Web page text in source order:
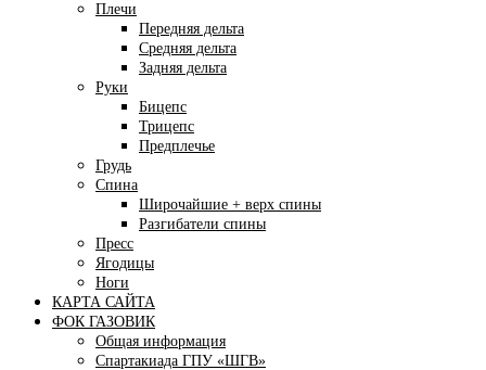
Плечи
Передняя дельта
Средняя дельта
Задняя дельта
Руки
Бицепс
Трицепс
Предплечье
Грудь
Спина
Широчайшие + верх спины
Разгибатели спины
Пресс
Ягодицы
Ноги
КАРТА САЙТА
ФОК ГАЗОВИК
Общая информация
Спартакиада ГПУ «ШГВ»